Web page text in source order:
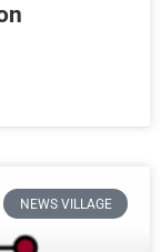
NEWS VILLAGE